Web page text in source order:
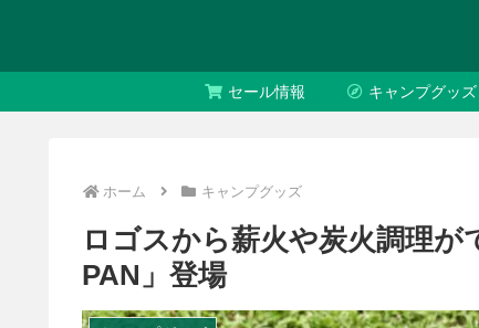
セール情報 キャンプグッズ
ホーム キャンプグッズ
ロゴスから薪火や炭火調理
PAN」登場